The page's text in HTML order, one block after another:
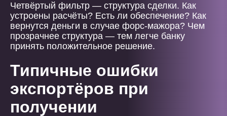
Четвёртый фильтр — структура сделки. Как
устроены расчёты? Есть ли обеспечение? Как
вернутся деньги в случае форс-мажора? Чем
прозрачнее структура — тем легче банку
принять положительное решение.
Типичные ошибки
экспортёров при
получении